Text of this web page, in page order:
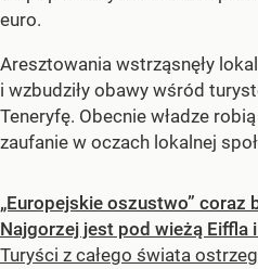
euro.
Aresztowania wstrząsnęły
i wzbudziły obawy wśród
Teneryfę. Obecnie władze
zaufanie w oczach lokalnej
„Europejskie oszustwo”
Najgorzej jest pod wieżą Eiffla
Turyści z całego świata